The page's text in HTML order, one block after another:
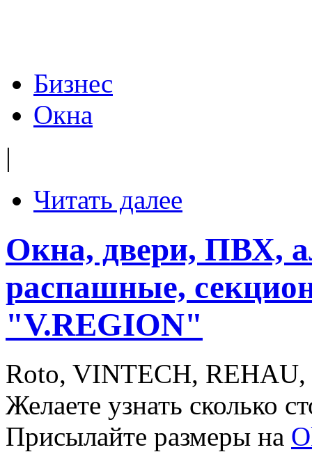
Бизнес
Окна
|
Читать далее
Окна, двери, ПВХ,
распашные,
"V.REGION"
Roto, VINTECH,
Желаете узнать сколько
Присылайте размеры на